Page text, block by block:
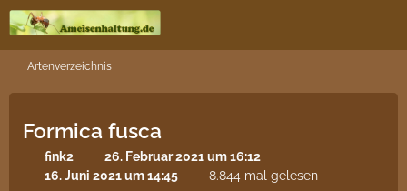
Artenverzeichnis
Formica fusca
fink2
26. Februar 2021 um 16:12
16. Juni 2021 um 14:45
8.844 mal gelesen